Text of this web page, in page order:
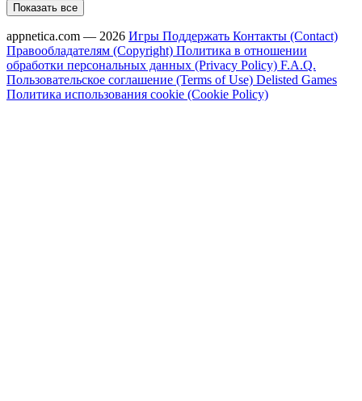
Показать все
appnetica.com — 2026 Игры Поддержать Контакты (Contact)
Правообладателям (Copyright) Политика в отношении
обработки персональных данных (Privacy Policy) F.A.Q.
Пользовательское соглашение (Terms of Use) Delisted Games
Политика использования cookie (Cookie Policy)